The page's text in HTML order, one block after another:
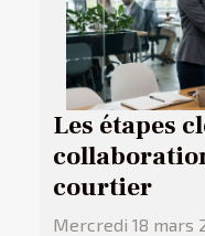
Les étapes
courtier
Mercredi 18 mars